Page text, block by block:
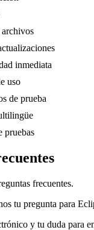
inmediata
uso
de prueba
pruebas
frecuentes.
tu pregunta para
y tu duda para